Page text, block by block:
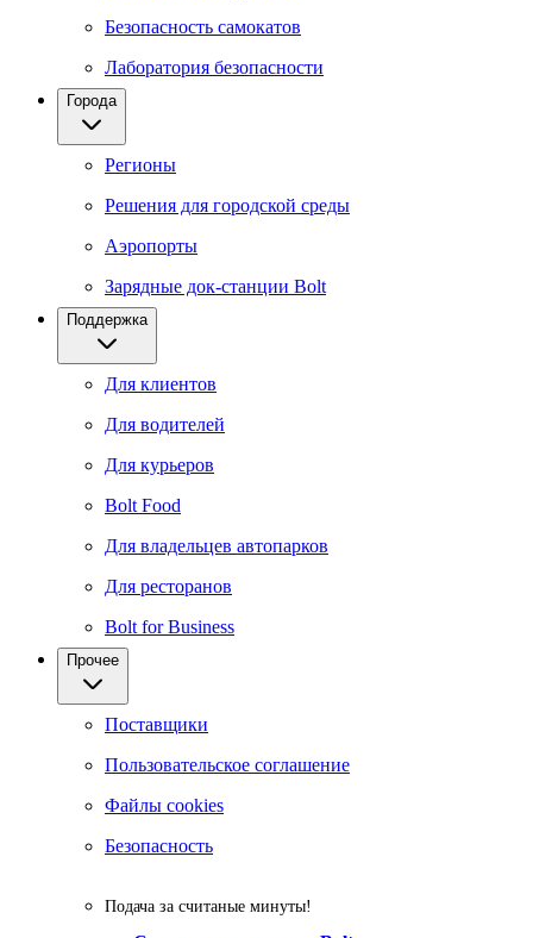
Безопасность самокатов
Лаборатория безопасности
Города
Регионы
Решения для городской среды
Аэропорты
Зарядные док-станции Bolt
Поддержка
Для клиентов
Для водителей
Для курьеров
Bolt Food
Для владельцев автопарков
Для ресторанов
Bolt for Business
Прочее
Поставщики
Пользовательское соглашение
Файлы cookies
Безопасность
Подача за считаные минуты!